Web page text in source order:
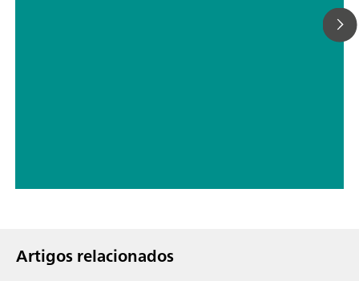
Artigos relacionados